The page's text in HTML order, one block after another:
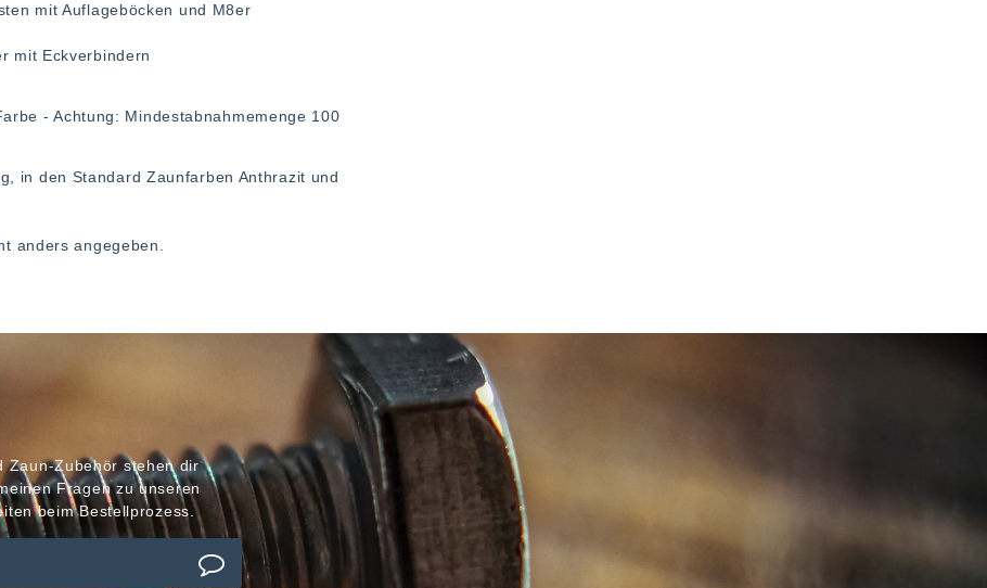
mit Auflageböcken und M8er
mit Eckverbindern
- Achtung: Mindestabnahmemenge 100
in den Standard Zaunfarben Anthrazit und
anders angegeben.
Zaun-Zubehör stehen dir
Fragen zu unseren
beim Bestellprozess.